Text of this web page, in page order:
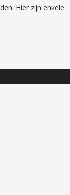
Hier zijn enkele